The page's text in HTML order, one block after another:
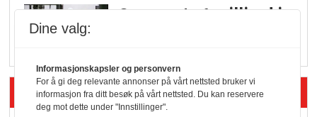
Q passerte 1 milliard i
Siste artikler - Økologisk
Dine valg:
Informasjonskapsler og personvern
For å gi deg relevante annonser på vårt nettsted bruker vi
informasjon fra ditt besøk på vårt nettsted. Du kan reservere
deg mot dette under "Innstillinger".